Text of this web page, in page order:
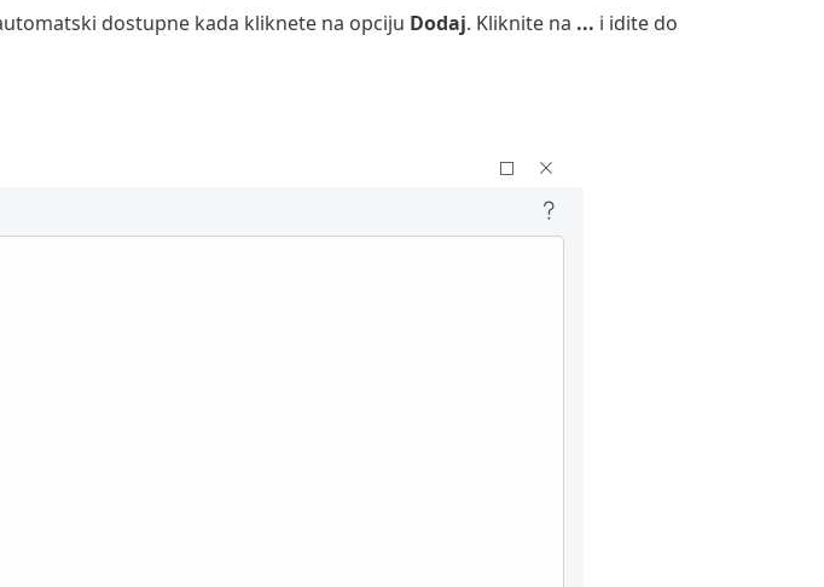
dostupne kada kliknete na opciju Dodaj. Kliknite na ... i idite do